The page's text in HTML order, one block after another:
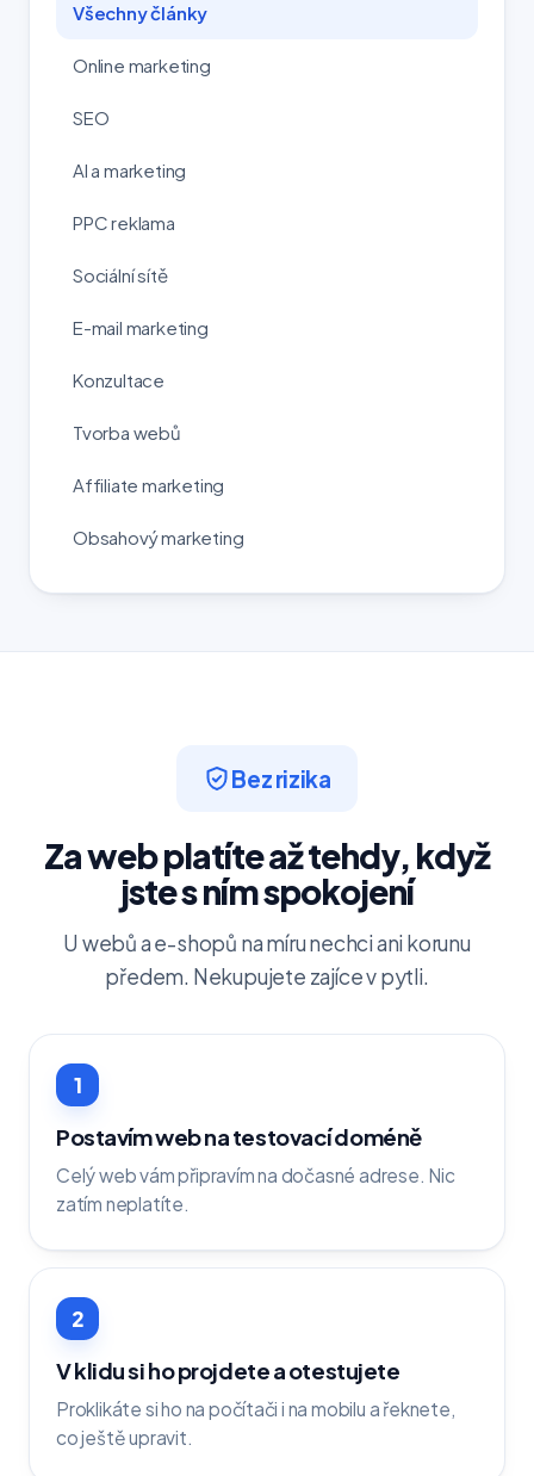
Všechny články
Online marketing
SEO
AI a marketing
PPC reklama
Sociální sítě
E-mail marketing
Konzultace
Tvorba webů
Affiliate marketing
Obsahový marketing
Bez rizika
Za web platíte až tehdy, když
jste s ním spokojení
U webů a e-shopů na míru nechci ani korunu
předem. Nekupujete zajíce v pytli.
1
Postavím web na testovací doméně
Celý web vám připravím na dočasné adrese. Nic
zatím neplatíte.
2
V klidu si ho projdete a otestujete
Proklikáte si ho na počítači i na mobilu a řeknete,
co ještě upravit.